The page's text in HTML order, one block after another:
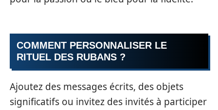
COMMENT PERSONNALISER LE
RITUEL DES RUBANS ?
Ajoutez des messages écrits, des objets
significatifs ou invitez des invités à participer